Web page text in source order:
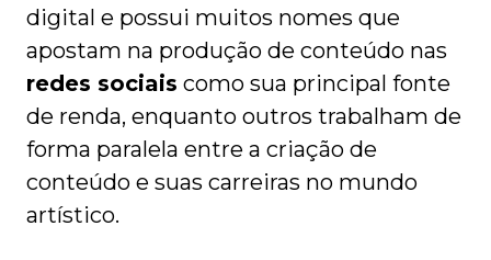
digital e possui muitos nomes que
apostam na produção de conteúdo nas
redes sociais como sua principal fonte
de renda, enquanto outros trabalham de
forma paralela entre a criação de
conteúdo e suas carreiras no mundo
artístico.